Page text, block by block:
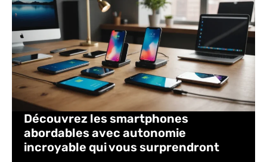
Découvrez les smartphones
abordables avec autonomie
incroyable qui vous surprendront